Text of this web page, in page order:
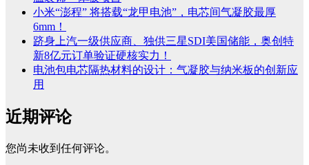
小米“澎程” 将搭载“龙甲电池”，电芯间气凝胶最厚
6mm！
跻身上汽一级供应商、独供三星SDI美国储能，奥创特
新8亿元订单验证硬核实力！
电池包电芯隔热材料的设计：气凝胶与纳米板的创新应
用
近期评论
您尚未收到任何评论。